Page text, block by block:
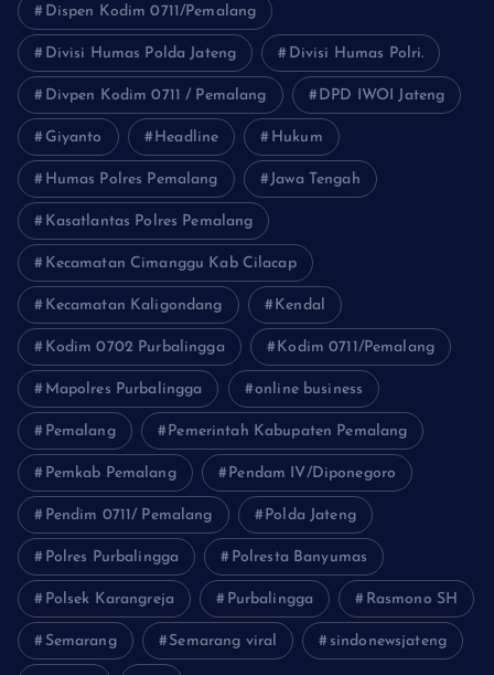
Dispen Kodim 0711/Pemalang
Divisi Humas Polda Jateng Divisi Humas Polri.
Divpen Kodim 0711 / Pemalang DPD IWOI Jateng
Giyanto Headline Hukum
Humas Polres Pemalang Jawa Tengah
Kasatlantas Polres Pemalang
Kecamatan Cimanggu Kab Cilacap
Kecamatan Kaligondang Kendal
Kodim 0702 Purbalingga Kodim 0711/Pemalang
Mapolres Purbalingga online business
Pemalang Pemerintah Kabupaten Pemalang
Pemkab Pemalang Pendam IV/Diponegoro
Pendim 0711/ Pemalang Polda Jateng
Polres Purbalingga Polresta Banyumas
Polsek Karangreja Purbalingga Rasmono SH
Semarang Semarang viral sindonewsjateng